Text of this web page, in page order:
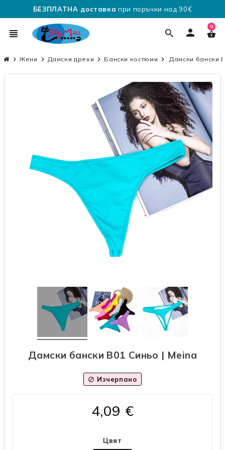
БЕЗПЛАТНА доставка при поръчки над 90€
view_headline search person shopping_basket
0
chevron_right Жени chevron_right Дамски дрехи chevron_right Бански костюми chevron_right Дамски бански
Дамски бански B01 Синьо | Meina
block Изчерпано
4,09 €
Цвят